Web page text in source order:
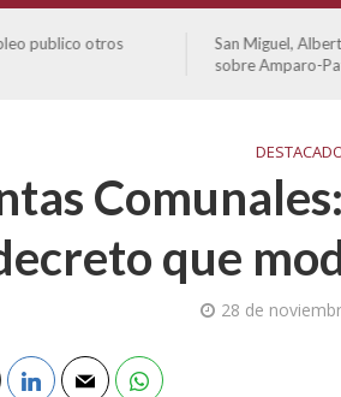
Miguel, Alberto Hector y otros contra
sobre Amparo-Patrimonio Cultural Histórico
que
28 de